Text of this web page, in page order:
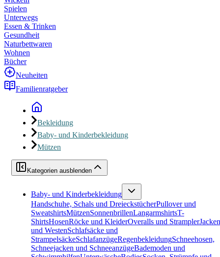
Spielen
Unterwegs
Essen & Trinken
Gesundheit
Naturbettwaren
Wohnen
Bücher
Neuheiten
Familienratgeber
Bekleidung
Baby- und Kinderbekleidung
Mützen
Kategorien ausblenden
Baby- und Kinderbekleidung
Handschuhe, Schals und DreieckstücherPullover und
SweatshirtsMützenSonnenbrillenLangarmshirtsT-
ShirtsHosenRöcke und KleiderOveralls und StramplerJacken
und WestenSchlafsäcke und
StrampelsäckeSchlafanzügeRegenbekleidungSchneehosen,
Schneejacken und SchneeanzügeBademoden und